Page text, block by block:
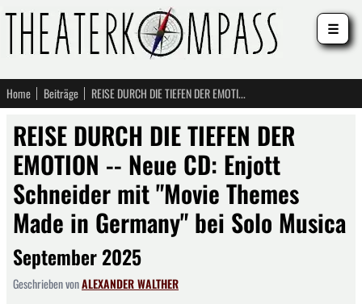
Home Beiträge REISE DURCH DIE TIEFEN DER EMOTION -- Neue CD: Enjott Schneider mit "Movie Themes Made in Germany" bei Solo Musica
REISE DURCH DIE TIEFEN DER
EMOTION -- Neue CD: Enjott
Schneider mit "Movie Themes
Made in Germany" bei Solo Musica
September 2025
Geschrieben vonALEXANDER WALTHER
☰